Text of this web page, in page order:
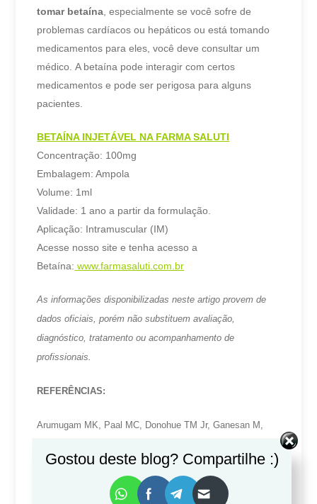
tomar betaína , especialmente se você sofre de
problemas cardíacos ou hepáticos ou está tomando
medicamentos para eles, você deve consultar um
médico. A betaína pode interagir com certos
medicamentos e pode ser perigosa para alguns
pacientes.
BETAÍNA INJETÁVEL NA FARMA SALUTI
Concentração: 100mg
Embalagem: Ampola
Volume: 1ml
Validade: 1 ano a partir da formulação.
Aplicação: Intramuscular (IM)
Acesse nosso site e tenha acesso a
Betaína: www.farmasaluti.com.br
As informações disponibilizadas neste artigo provem de
dados oficiais, porém não substituem avaliação,
diagnóstico, tratamento ou acompanhamento de
profissionais.
REFERÊNCIAS:
Arumugam MK, Paal MC, Donohue TM Jr, Ganesan M,
Comprehensive Review. Biology (Basel). 2021;10(6):456.
Published 2021 May 22. doi:10.3390/biology10060456
Gostou deste blog? Compartilhe :)